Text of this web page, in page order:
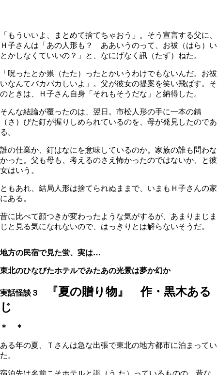
「もういいよ、まとめて捨てちゃおう」。そう宣言する父に、
Ｈ子さんは「あの人形も？ ああいうのって、お祓（はら）い
とかしなくていいの？」と、なにげなく訊（たず）ねた。
「呪ったとか祟（たた）ったとかいうわけでもないんだ。お祓
いなんてバカバカしいよ」。父が彼女の提案を笑い飛ばす。そ
のときは、Ｈ子さん自身「それもそうだな」と納得した。
そんな結論が覆ったのは、翌日。市松人形の手に一本の錆
（さ）びた釘が握りしめられているのを、母が発見したのであ
る。
誰の仕業か、釘はなにを意味しているのか。家族の誰も問わな
かった。父も母も、考えるのさえ怖かったのではないか、と彼
女はいう。
ともあれ、結局人形は捨てられぬままで、いまもＨ子さんの家
にある。
昔に比べて顔つきが変わったような気がするが、あまりまじま
じと見る気になれないので、はっきりとは解らないそうだ。
地方の民宿で見た蛍、実は…
東北のひなびたホテルでみたあの光景は夢か幻か
実話怪談３
『夏の贈り物』 作・黒木ある
じ
＊ ＊
ある年の夏、Ｔさんは急な出張で東北の地方都市に泊まってい
た。
宿泊先は名前こそホテルと謳（う た）っているものの、昔な